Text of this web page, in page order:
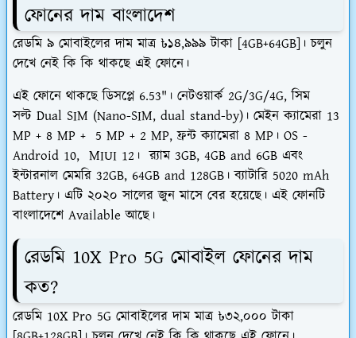
ফোনের দাম বাংলাদেশ
রেডমি ৯ মোবাইলের দাম মাত্র ৳১৪,৯৯৯ টাকা [4GB+64GB]। চলুন
দেখে নেই কি কি থাকছে এই ফোনে।
এই ফোনে থাকছে ডিসপ্লে 6.53"। নেটওয়ার্ক 2G/3G/4G, সিম
সল্ট Dual SIM (Nano-SIM, dual stand-by)। মেইন ক্যামেরা 13
MP + 8 MP + 5 MP + 2 MP, ফ্রন্ট ক্যামেরা 8 MP। OS -
Android 10, MIUI 12। র‍্যাম 3GB, 4GB and 6GB এবং
ইন্টারনাল মেমরি 32GB, 64GB and 128GB। ব্যাটারি 5020 mAh
Battery। এটি ২০২০ সালের জুন মাসে বের হয়েছে। এই ফোনটি
বাংলাদেশে Available আছে।
রেডমি 10X Pro 5G মোবাইল ফোনের দাম
কত?
রেডমি 10X Pro 5G মোবাইলের দাম মাত্র ৳৩২,০০০ টাকা